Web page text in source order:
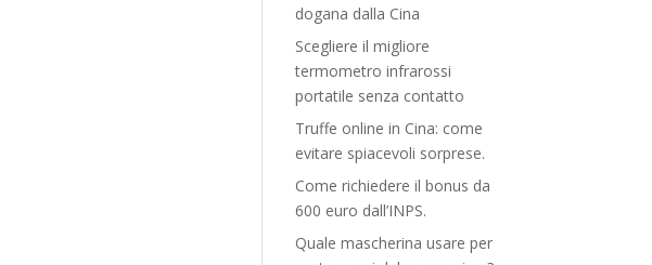
dogana dalla Cina
Scegliere il migliore
termometro infrarossi
portatile senza contatto
Truffe online in Cina: come
evitare spiacevoli sorprese.
Come richiedere il bonus da
600 euro dall’INPS.
Quale mascherina usare per